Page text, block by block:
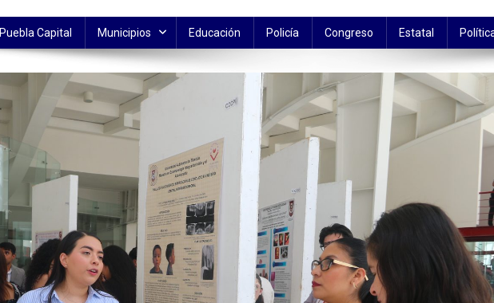
Puebla Capital Municipios Educación Policía Congreso Estatal